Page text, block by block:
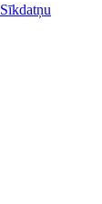
Sīkdatņu